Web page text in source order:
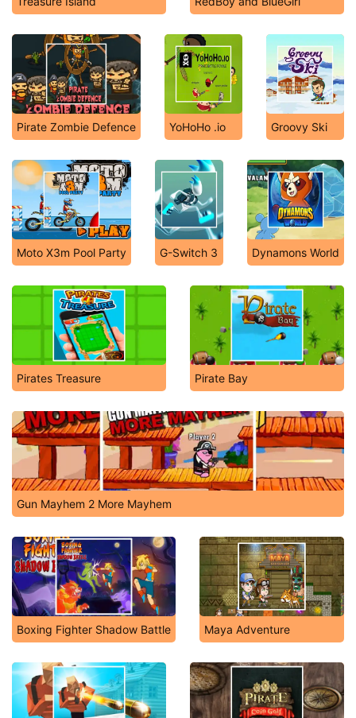
Pirate Zombie Defence YoHoHo .io Groovy Ski
Moto X3m Pool Party G-Switch 3 Dynamons World
Pirates Treasure Pirate Bay
Gun Mayhem 2 More Mayhem
Boxing Fighter Shadow Battle Maya Adventure